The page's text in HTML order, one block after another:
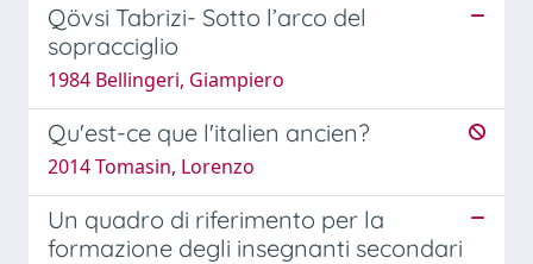
Qövsi Tabrizi- Sotto l’arco del
sopracciglio
1984 Bellingeri, Giampiero
Qu'est-ce que l'italien ancien?
2014 Tomasin, Lorenzo
Un quadro di riferimento per la
formazione degli insegnanti secondari